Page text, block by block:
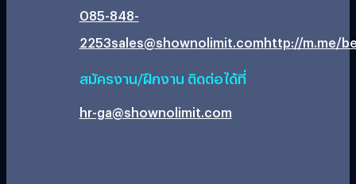
085-848-
2253sales@shownolimit.comhttp://m.me/
สมัครงาน/ฝึกงาน ติดต่อได้ที่
hr-ga@shownolimit.com